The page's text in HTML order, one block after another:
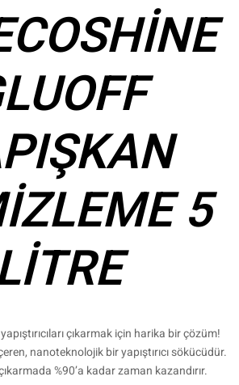
5
çıkarmak için harika bir çözüm!
nanoteknolojik bir yapıştırıcı sökücüdür.
çıkarmada %90’a kadar zaman kazandırır.